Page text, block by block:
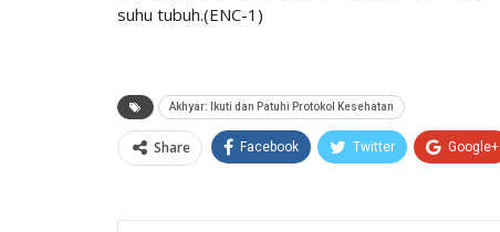
suhu tubuh.(ENC-1)
Akhyar: Ikuti dan Patuhi Protokol Kesehatan
Share Facebook Twitter Google+